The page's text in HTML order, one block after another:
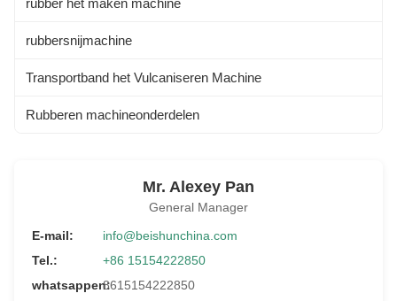
rubbersnijmachine
Transportband het Vulcaniseren Machine
Rubberen machineonderdelen
Mr. Alexey Pan
General Manager
E-mail:
info@beishunchina.com
Tel.:
+86 15154222850
whatsappen:8615154222850